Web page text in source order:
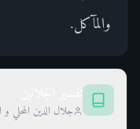
والمآكل.
جلال الدين المحلي و